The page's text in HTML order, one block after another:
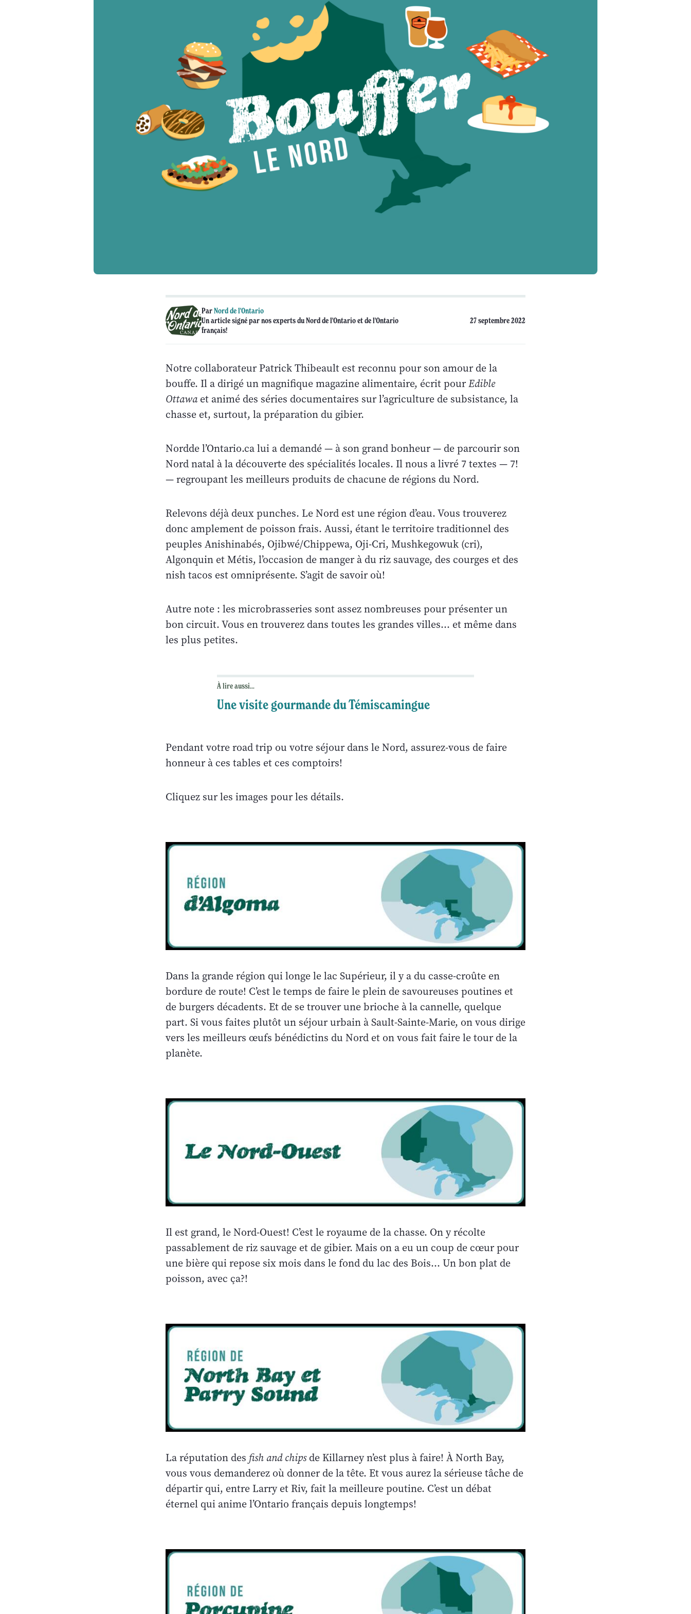
ParNord de l'Ontario
Un article signé par nos experts du Nord de l'Ontario et de l'Ontario
français!
27 septembre 2022
Notre collaborateur Patrick Thibeault est reconnu pour son amour de la
bouffe. Il a dirigé un magnifique magazine alimentaire, écrit pourEdible
Ottawaet animé des séries documentaires sur l’agriculture de subsistance, la
chasse et, surtout, la préparation du gibier.
Nordde l’Ontario.ca lui a demandé — à son grand bonheur — de parcourir son
Nord natal à la découverte des spécialités locales. Il nous a livré 7 textes — 7!
— regroupant les meilleurs produits de chacune de régions du Nord.
Relevons déjà deux punches. Le Nord est une région d’eau. Vous trouverez
donc amplement de poisson frais. Aussi, étant le territoire traditionnel des
peuples Anishinabés, Ojibwé/Chippewa, Oji-Cri, Mushkegowuk (cri),
Algonquin et Métis, l’occasion de manger à du riz sauvage, des courges et des
nish tacos est omniprésente. S’agit de savoir où!
Autre note : les microbrasseries sont assez nombreuses pour présenter un
bon circuit. Vous en trouverez dans toutes les grandes villes… et même dans
les plus petites.
À lire aussi...
Une visite gourmande du Témiscamingue
Pendant votre road trip ou votre séjour dans le Nord, assurez-vous de faire
honneur à ces tables et ces comptoirs!
Cliquez sur les images pour les détails.
Dans la grande région qui longe le lac Supérieur, il y a du casse-croûte en
bordure de route! C’est le temps de faire le plein de savoureuses poutines et
de burgers décadents. Et de se trouver une brioche à la cannelle, quelque
part. Si vous faites plutôt un séjour urbain à Sault-Sainte-Marie, on vous dirige
vers les meilleurs œufs bénédictins du Nord et on vous fait faire le tour de la
planète.
Il est grand, le Nord-Ouest! C’est le royaume de la chasse. On y récolte
passablement de riz sauvage et de gibier. Mais on a eu un coup de cœur pour
une bière qui repose six mois dans le fond du lac des Bois… Un bon plat de
poisson, avec ça?!
La réputation des fish and chipsde Killarney n’est plus à faire! À North Bay,
vous vous demanderez où donner de la tête. Et vous aurez la sérieuse tâche de
départir qui, entre Larry et Riv, fait la meilleure poutine. C’est un débat
éternel qui anime l’Ontario français depuis longtemps!